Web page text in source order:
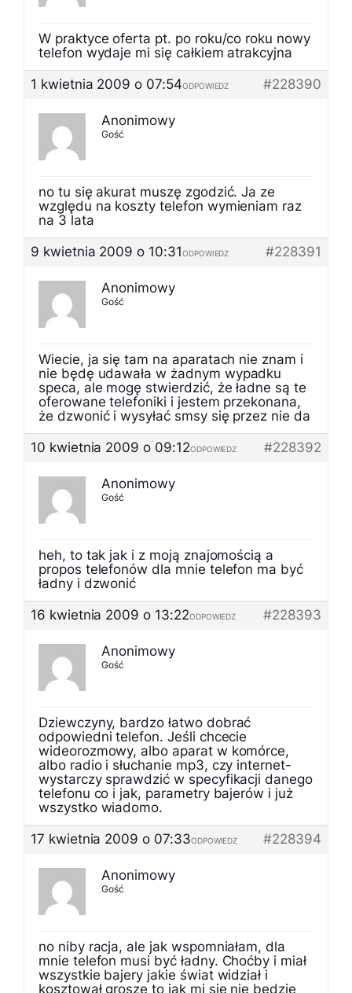
W praktyce oferta pt. po roku/co roku nowy
telefon wydaje mi się całkiem atrakcyjna
1 kwietnia 2009 o 07:54
#228390
ODPOWIEDZ
Anonimowy
Gość
no tu się akurat muszę zgodzić. Ja ze
względu na koszty telefon wymieniam raz
na 3 lata
9 kwietnia 2009 o 10:31
#228391
ODPOWIEDZ
Anonimowy
Gość
Wiecie, ja się tam na aparatach nie znam i
nie będę udawała w żadnym wypadku
speca, ale mogę stwierdzić, że ładne są te
oferowane telefoniki i jestem przekonana,
że dzwonić i wysyłać smsy się przez nie da
10 kwietnia 2009 o 09:12
#228392
ODPOWIEDZ
Anonimowy
Gość
heh, to tak jak i z moją znajomością a
propos telefonów dla mnie telefon ma być
ładny i dzwonić
16 kwietnia 2009 o 13:22
#228393
ODPOWIEDZ
Anonimowy
Gość
Dziewczyny, bardzo łatwo dobrać
odpowiedni telefon. Jeśli chcecie
wideorozmowy, albo aparat w komórce,
albo radio i słuchanie mp3, czy internet-
wystarczy sprawdzić w specyfikacji danego
telefonu co i jak, parametry bajerów i już
wszystko wiadomo.
17 kwietnia 2009 o 07:33
#228394
ODPOWIEDZ
Anonimowy
Gość
no niby racja, ale jak wspomniałam, dla
mnie telefon musi być ładny. Choćby i miał
wszystkie bajery jakie świat widział i
kosztował grosze to jak mi się nie będzie